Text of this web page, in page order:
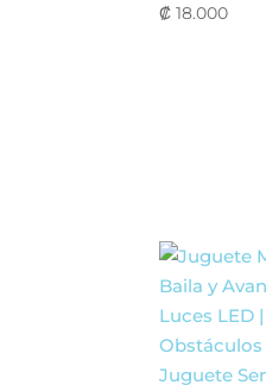
₡ 18.000